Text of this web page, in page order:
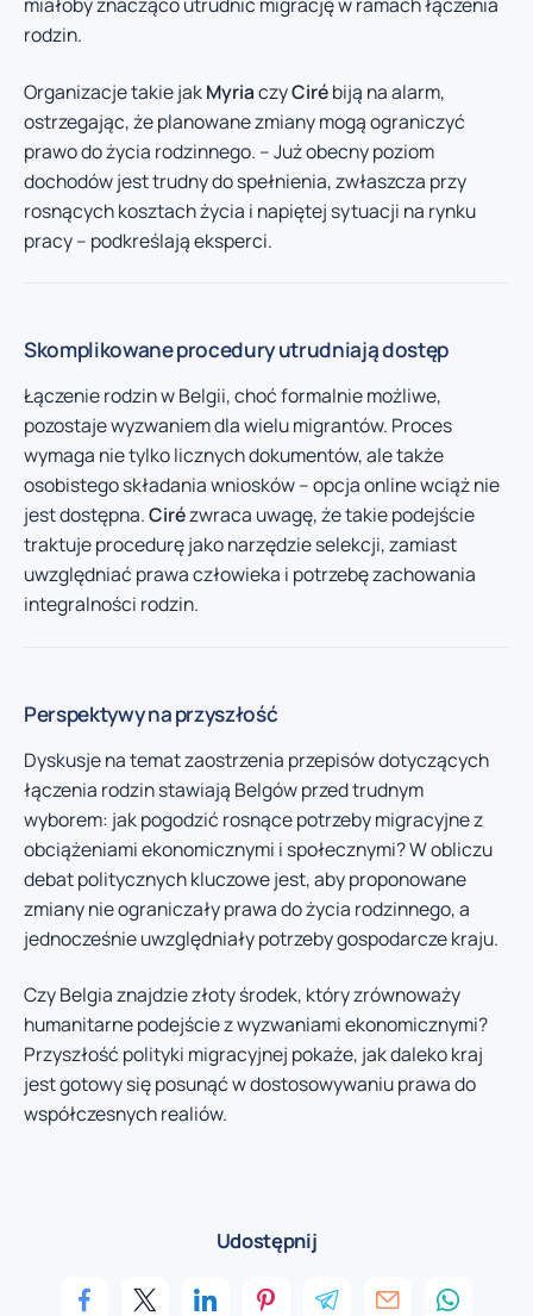
miałoby znacząco utrudnić migrację w ramach łączenia
rodzin.
Organizacje takie jakMyriaczyCirébiją na alarm,
ostrzegając, że planowane zmiany mogą ograniczyć
prawo do życia rodzinnego. – Już obecny poziom
dochodów jest trudny do spełnienia, zwłaszcza przy
rosnących kosztach życia i napiętej sytuacji na rynku
pracy – podkreślają eksperci.
Skomplikowane procedury utrudniają dostęp
Łączenie rodzin w Belgii, choć formalnie możliwe,
pozostaje wyzwaniem dla wielu migrantów. Proces
wymaga nie tylko licznych dokumentów, ale także
osobistego składania wniosków – opcja online wciąż nie
jest dostępna.Cirézwraca uwagę, że takie podejście
traktuje procedurę jako narzędzie selekcji, zamiast
uwzględniać prawa człowieka i potrzebę zachowania
integralności rodzin.
Perspektywy na przyszłość
Dyskusje na temat zaostrzenia przepisów dotyczących
łączenia rodzin stawiają Belgów przed trudnym
wyborem: jak pogodzić rosnące potrzeby migracyjne z
obciążeniami ekonomicznymi i społecznymi? W obliczu
debat politycznych kluczowe jest, aby proponowane
zmiany nie ograniczały prawa do życia rodzinnego, a
jednocześnie uwzględniały potrzeby gospodarcze kraju.
Czy Belgia znajdzie złoty środek, który zrównoważy
humanitarne podejście z wyzwaniami ekonomicznymi?
Przyszłość polityki migracyjnej pokaże, jak daleko kraj
jest gotowy się posunąć w dostosowywaniu prawa do
współczesnych realiów.
Udostępnij